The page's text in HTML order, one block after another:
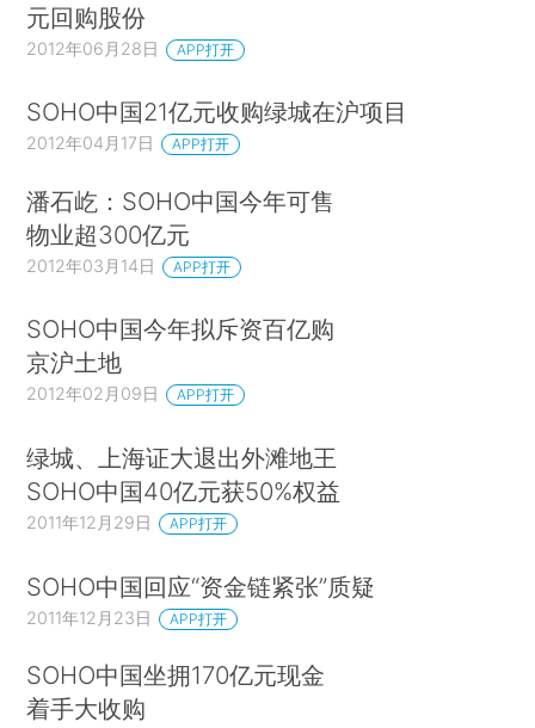
元回购股份
2012年06月28日 APP打开
SOHO中国21亿元收购绿城在沪项目
2012年04月17日 APP打开
潘石屹：SOHO中国今年可售
物业超300亿元
2012年03月14日 APP打开
SOHO中国今年拟斥资百亿购
京沪土地
2012年02月09日 APP打开
绿城、上海证大退出外滩地王
SOHO中国40亿元获50%权益
2011年12月29日 APP打开
SOHO中国回应“资金链紧张”质疑
2011年12月23日 APP打开
SOHO中国坐拥170亿元现金
着手大收购